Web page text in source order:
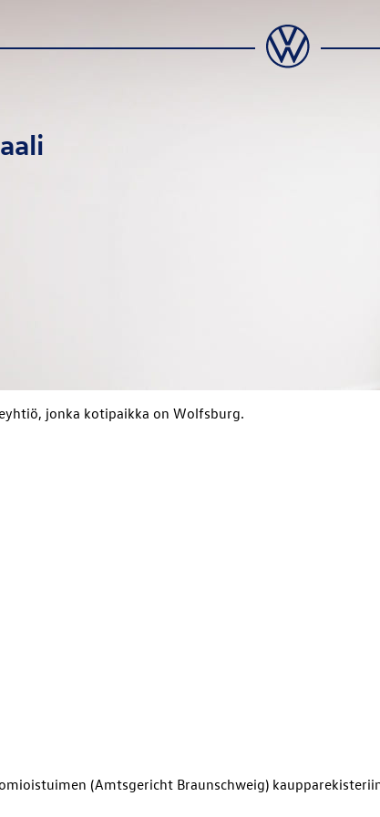
jonka kotipaikka on Wolfsburg.
(Amtsgericht Braunschweig)